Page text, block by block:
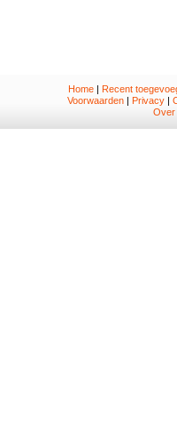
Home|
Recent
Voorwaarden
Privacy
Over